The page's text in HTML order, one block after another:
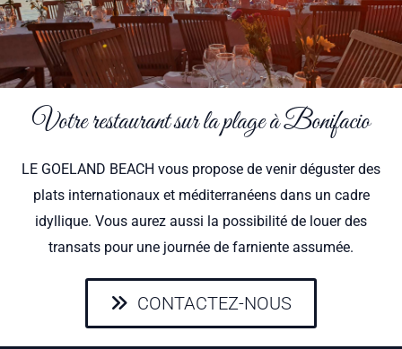
Votre restaurant sur la plage à Bonifacio
LE GOELAND BEACH vous propose de venir déguster des
plats internationaux et méditerranéens dans un cadre
idyllique. Vous aurez aussi la possibilité de louer des
transats pour une journée de farniente assumée.
CONTACTEZ-NOUS